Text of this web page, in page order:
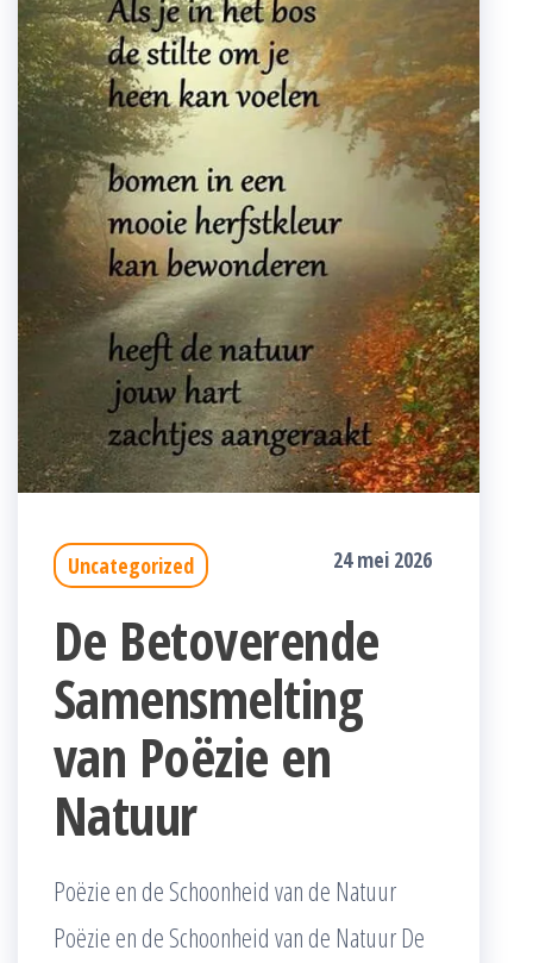
Uncategorized 24 mei 2026
De Betoverende
Samensmelting
van Poëzie en
Natuur
Poëzie en de Schoonheid van de Natuur
Poëzie en de Schoonheid van de Natuur De